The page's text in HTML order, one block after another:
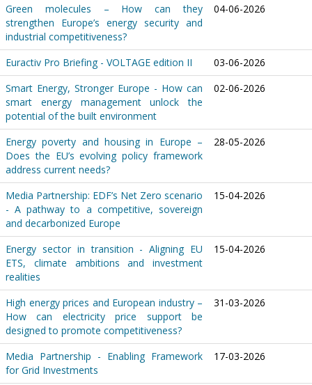
Green molecules – How can they
strengthen Europe’s energy security and
industrial competitiveness?
04-06-2026
Euractiv Pro Briefing - VOLTAGE edition II
03-06-2026
Smart Energy, Stronger Europe - How can
smart energy management unlock the
potential of the built environment
02-06-2026
Energy poverty and housing in Europe –
Does the EU’s evolving policy framework
address current needs?
28-05-2026
Media Partnership: EDF’s Net Zero scenario
- A pathway to a competitive, sovereign
and decarbonized Europe
15-04-2026
Energy sector in transition - Aligning EU
ETS, climate ambitions and investment
realities
15-04-2026
High energy prices and European industry –
How can electricity price support be
designed to promote competitiveness?
31-03-2026
Media Partnership - Enabling Framework
for Grid Investments
17-03-2026